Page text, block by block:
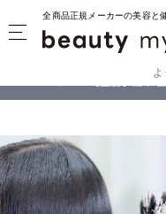
全商品正規メーカーの美容と
【重要】熊本地震